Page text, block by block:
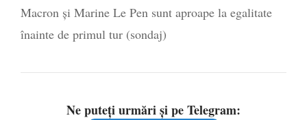
Macron și Marine Le Pen sunt aproape la egalitate
înainte de primul tur (sondaj)
Ne puteți urmări și pe Telegram: